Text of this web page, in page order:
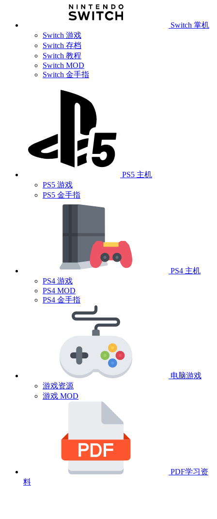
Switch 掌机
Switch 游戏
Switch 存档
Switch 教程
Switch MOD
Switch 金手指
PS5 主机
PS5 游戏
PS5 金手指
PS4 主机
PS4 游戏
PS4 MOD
PS4 金手指
电脑游戏
游戏资源
游戏 MOD
PDF学习资
料